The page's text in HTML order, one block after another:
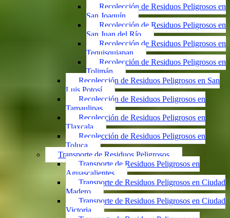
Recolección de Residuos Peligrosos en
San Joaquín
Recolección de Residuos Peligrosos en
San Juan del Río
Recolección de Residuos Peligrosos en
Tequisquiapan
Recolección de Residuos Peligrosos en
Tolimán
Recolección de Residuos Peligrosos en San
Luis Potosí
Recolección de Residuos Peligrosos en
Tamaulipas
Recolección de Residuos Peligrosos en
Tlaxcala
Recolección de Residuos Peligrosos en
Toluca
Transporte de Residuos Peligrosos
Transporte de Residuos Peligrosos en
Aguascalientes
Transporte de Residuos Peligrosos en Ciudad
Madero
Transporte de Residuos Peligrosos en Ciudad
Victoria